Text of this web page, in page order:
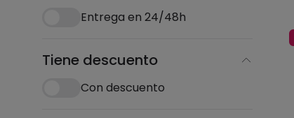
Entrega en 24/48h
Tiene descuento
Con descuento